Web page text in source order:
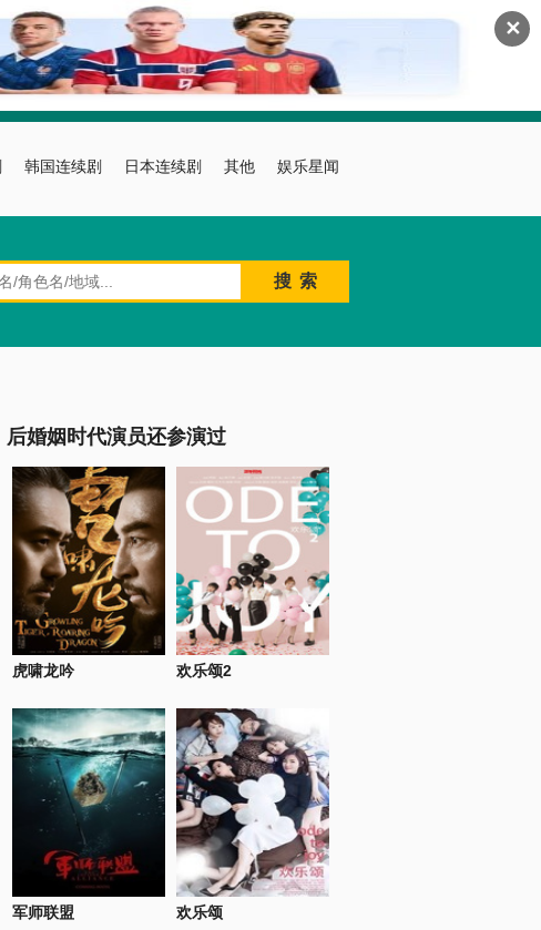
✕
韩国连续剧 日本连续剧 其他 娱乐星闻
后婚姻时代演员还参演过
虎啸龙吟 欢乐颂2
军师联盟 欢乐颂